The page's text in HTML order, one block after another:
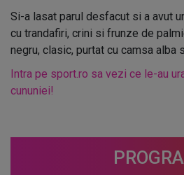
Si-a lasat parul desfacut si a avut
cu trandafiri, crini si frunze de
negru, clasic, purtat cu camsa alba
Intra pe sport.ro sa vezi ce le-au
cununiei!